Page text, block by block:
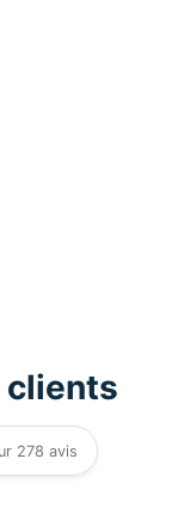
clients
278 avis